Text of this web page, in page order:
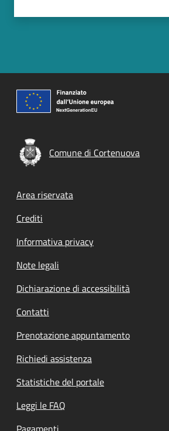
Comune di Cortenuova
Footer menu
Area riservata
Crediti
Informativa privacy
Note legali
Dichiarazione di accessibilità
Contatti
Prenotazione appuntamento
Richiedi assistenza
Statistiche del portale
Leggi le FAQ